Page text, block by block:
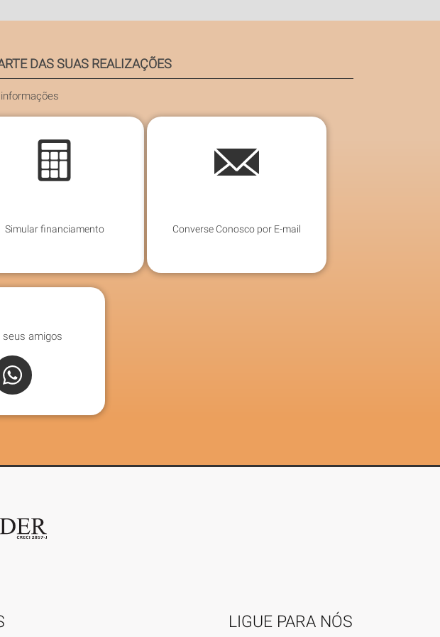
DAS SUAS REALIZAÇÕES
Simular financiamento Converse Conosco por E-mail
amigos
LIGUE PARA NÓS